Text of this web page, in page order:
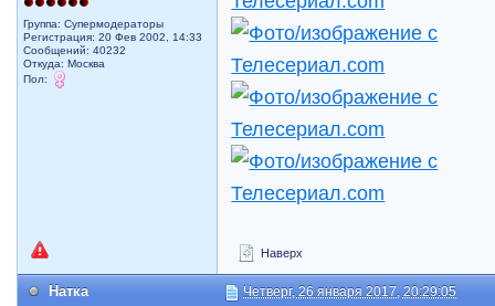
Группа: Супермодераторы
Регистрация: 20 Фев 2002, 14:33
Сообщений: 40232
Откуда: Москва
Пол:
Наверх
Натка Четверг, 26 января 2017, 20:29:05